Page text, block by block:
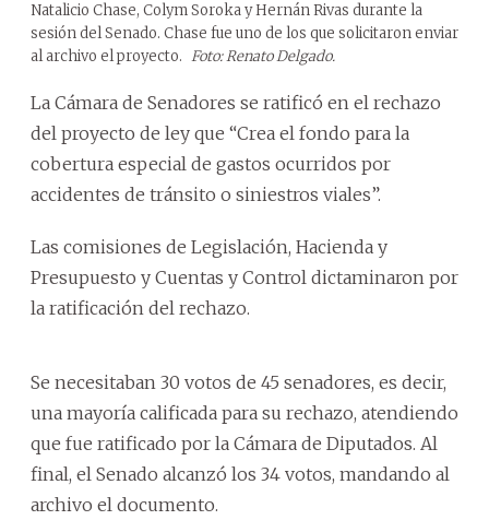
Natalicio Chase, Colym Soroka y Hernán Rivas durante la
sesión del Senado. Chase fue uno de los que solicitaron enviar
al archivo el proyecto. Foto: Renato Delgado.
La Cámara de Senadores se ratificó en el rechazo
del proyecto de ley que “Crea el fondo para la
cobertura especial de gastos ocurridos por
accidentes de tránsito o siniestros viales”.
Las comisiones de Legislación, Hacienda y
Presupuesto y Cuentas y Control dictaminaron por
la ratificación del rechazo.
Se necesitaban 30 votos de 45 senadores, es decir,
una mayoría calificada para su rechazo, atendiendo
que fue ratificado por la Cámara de Diputados. Al
final, el Senado alcanzó los 34 votos, mandando al
archivo el documento.